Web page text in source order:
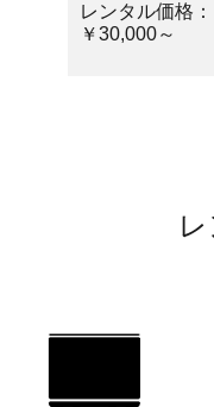
レンタル価格：
￥30,000～